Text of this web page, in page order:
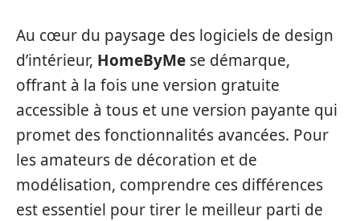
Au cœur du paysage des logiciels de design
d’intérieur, HomeByMe se démarque,
offrant à la fois une version gratuite
accessible à tous et une version payante qui
promet des fonctionnalités avancées. Pour
les amateurs de décoration et de
modélisation, comprendre ces différences
est essentiel pour tirer le meilleur parti de